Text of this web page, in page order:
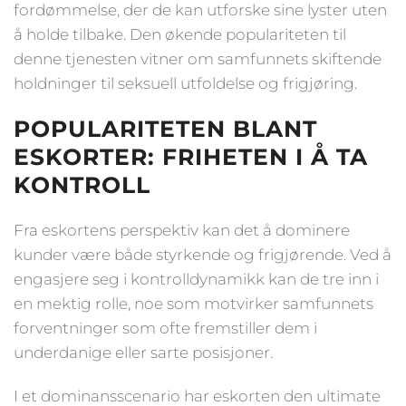
fordømmelse, der de kan utforske sine lyster uten
å holde tilbake. Den økende populariteten til
denne tjenesten vitner om samfunnets skiftende
holdninger til seksuell utfoldelse og frigjøring.
POPULARITETEN BLANT
ESKORTER: FRIHETEN I Å TA
KONTROLL
Fra eskortens perspektiv kan det å dominere
kunder være både styrkende og frigjørende. Ved å
engasjere seg i kontrolldynamikk kan de tre inn i
en mektig rolle, noe som motvirker samfunnets
forventninger som ofte fremstiller dem i
underdanige eller sarte posisjoner.
I et dominansscenario har eskorten den ultimate